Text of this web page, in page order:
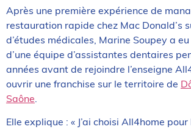
Après une première expérience de
restauration rapide chez Mac Donald’s
d’études médicales, Marine Soupey a
d’une équipe d’assistantes dentaires
années avant de rejoindre l’enseigne
ouvrir une franchise sur le territoire de
Saône.
Elle explique : « J’ai choisi All4home